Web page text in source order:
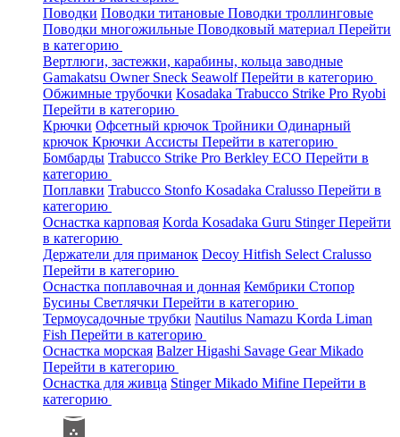
Поводки Поводки титановые Поводки троллинговые
Поводки многожильные Поводковый материал Перейти
в категорию
Вертлюги, застежки, карабины, кольца заводные
Gamakatsu Owner Sneck SeawolfПерейти в категорию
Обжимные трубочки Kosadaka Trabucco Strike Pro Ryobi
Перейти в категорию
Крючки Офсетный крючок Тройники Одинарный
крючок Крючки Ассисты Перейти в категорию
Бомбарды Trabucco Strike Pro Berkley ECO Перейти в
категорию
Поплавки Trabucco Stonfo Kosadaka Cralusso Перейти в
категорию
Оснастка карповая Korda Kosadaka Guru StingerПерейти
в категорию
Держатели для приманок Decoy Hitfish Select Cralusso
Перейти в категорию
Оснастка поплавочная и донная Кембрики Стопор
Бусины Светлячки Перейти в категорию
Термоусадочные трубки Nautilus Namazu Korda Liman
Fish Перейти в категорию
Оснастка морская BalzerHigashi Savage GearMikado
Перейти в категорию
Оснастка для живца StingerMikado Mifine Перейти в
категорию